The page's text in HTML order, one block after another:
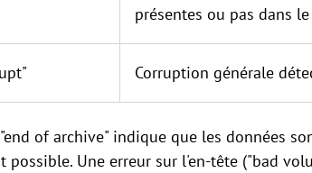
présentes ou pas dans
Corruption générale
"end of archive" indique que les données
possible. Une erreur sur l'en-tête ("bad